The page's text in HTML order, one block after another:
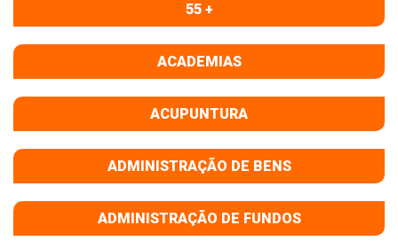
55 +
ACADEMIAS
ACUPUNTURA
ADMINISTRAÇÃO DE BENS
ADMINISTRAÇÃO DE FUNDOS